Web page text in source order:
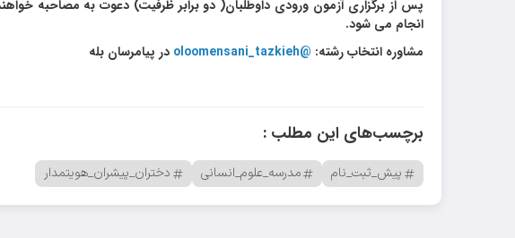
پس از برگزاری آزمون ورودی داوطلبان( دو برابر ظرفیت) دعوت به مصاحبه
انجام می شود.
مشاوره انتخاب رشته: ‌@oloomensani_tazkieh در پیامرسان بله
برچسب‌های این مطلب :
پیش_ثبت_نام مدرسه_علوم_انسانی دختران_پیشران_هویتمدار